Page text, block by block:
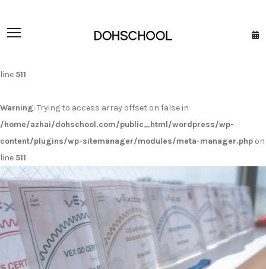
/home/azhai/dohschool.com/public_html/wordpress/wp-
line 511
Warning: Trying to access array offset on false in
/home/azhai/dohschool.com/public_html/wordpress/wp-
content/plugins/wp-sitemanager/modules/meta-manager.php on
line 511